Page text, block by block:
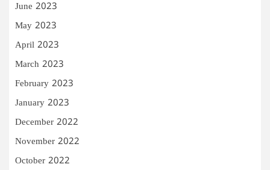
June 2023
May 2023
April 2023
March 2023
February 2023
January 2023
December 2022
November 2022
October 2022